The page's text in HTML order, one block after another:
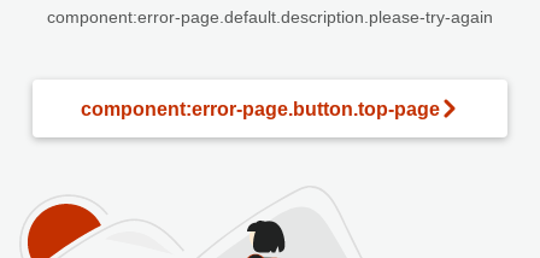
component:error-page.default.description.please-try-again
component:error-page.button.top-page